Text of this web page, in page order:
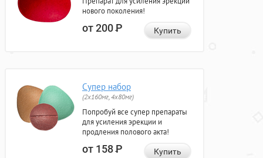
нового поколения!
от 200Р Купить
Супер набор
(2х160мг, 4х80мг)
Попробуй все супер препараты
для усиления эрекции и
продления полового акта!
от 158Р Купить